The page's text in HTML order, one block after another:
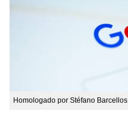
Homologado por Stéfano